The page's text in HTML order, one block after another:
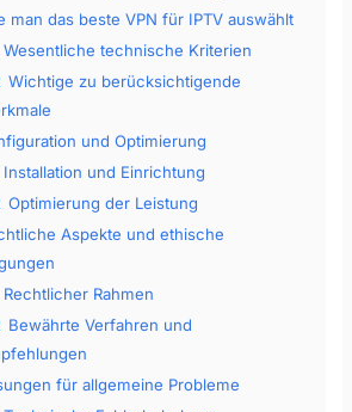
man das beste VPN für IPTV auswählt
Wesentliche technische Kriterien
Wichtige zu berücksichtigende
und Optimierung
Installation und Einrichtung
Optimierung der Leistung
Aspekte und ethische
Rechtlicher Rahmen
Bewährte Verfahren und
für allgemeine Probleme